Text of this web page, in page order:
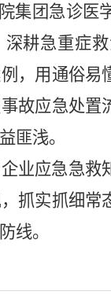
集团急诊医
耕急重症
，用通俗
故应急处
匪浅。
业应急急救
抓实抓细常
线。